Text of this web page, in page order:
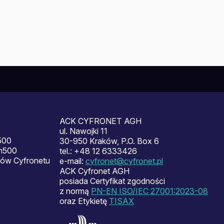
Cyfronetu
ACK CYFRONET AGH
ul. Nawojki 11
30-950 Kraków, P.O. Box 6
tel.: +48 12 6333426
e-mail: cyfronet@cyfronet.pl
ACK Cyfronet AGH
posiada Certyfikat zgodności
z normą PN-EN ISO/IEC 27001:2023-08
oraz Etykietę TISAX